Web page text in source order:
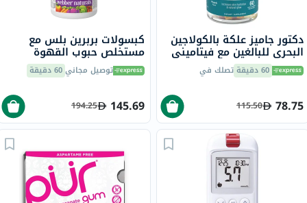
دكتور جاميز علكة بالكولاجين
البحري للبالغين مع فيتاميني
ج وهـ، حزمة من 60
60 دقيقة تصلك في
78.75
115.50
كبسولات بربرين بلس مع
مستخلص حبوب القهوة
الخضراء ويبر ناتشورالز - 60
كبسولةتوصيل مجاني60 دقيقة
145.69
194.25